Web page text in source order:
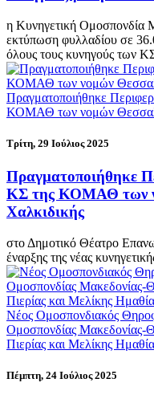
η Κυνηγετική Ομοσπονδία
εκτύπωση φυλλαδίου σε
όλους τους κυνηγούς των
Πραγματοποιήθηκε
ΚΟΜΑΘ των νομών
Τρίτη, 29 Ιούλιος 2025
Πραγματοποιήθηκε
ΚΣ της ΚΟΜΑΘ των
Χαλκιδικής
στο Δημοτικό Θέατρο
έναρξης της νέας
Νέος Ομοσπονδιακός
Ομοσπονδίας Μακεδονίας-
Πιερίας και Μελίκης
Πέμπτη, 24 Ιούλιος 2025